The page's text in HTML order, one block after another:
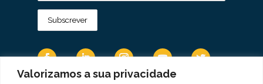
Valorizamos a sua privacidade